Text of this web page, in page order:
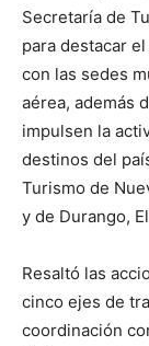
Secretaría de
para destacar
con las sedes
aérea, además
impulsen la
destinos del
Turismo de
y de Durango,
Resaltó las
cinco ejes de
coordinación